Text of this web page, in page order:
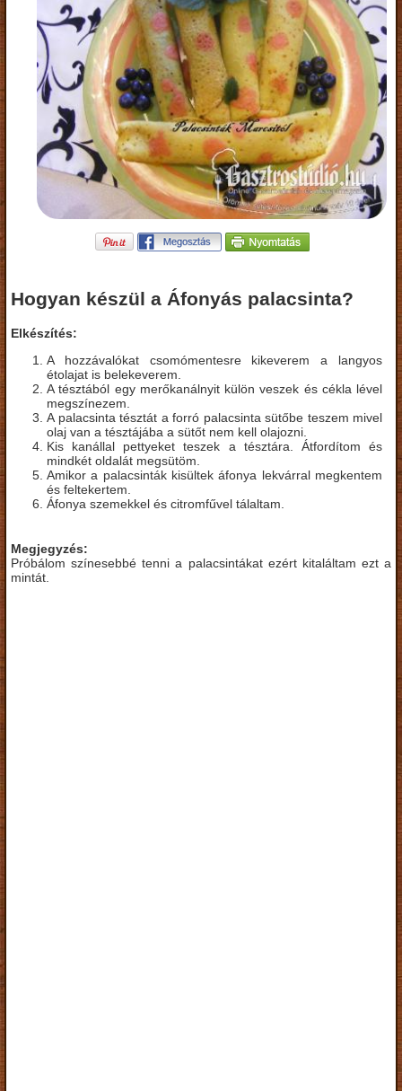
Hogyan készül a Áfonyás palacsinta?
Elkészítés:
A hozzávalókat csomómentesre kikeverem a langyos
étolajat is belekeverem.
A tésztából egy merőkanálnyit külön veszek és cékla lével
megszínezem.
A palacsinta tésztát a forró palacsinta sütőbe teszem mivel
olaj van a tésztájába a sütőt nem kell olajozni.
Kis kanállal pettyeket teszek a tésztára. Átfordítom és
mindkét oldalát megsütöm.
Amikor a palacsinták kisültek áfonya lekvárral megkentem
és feltekertem.
Áfonya szemekkel és citromfűvel tálaltam.
Megjegyzés:
Próbálom színesebbé tenni a palacsintákat ezért kitaláltam ezt a
mintát.